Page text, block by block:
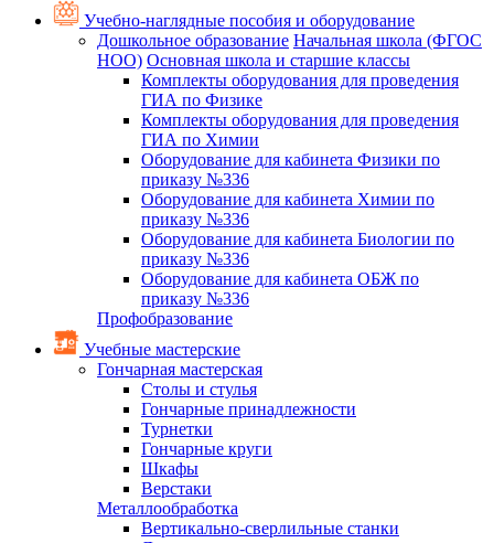
Учебно-наглядные пособия и оборудование
Дошкольное образование Начальная школа (ФГОС
НОО) Основная школа и старшие классы
Комплекты оборудования для проведения
ГИА по Физике
Комплекты оборудования для проведения
ГИА по Химии
Оборудование для кабинета Физики по
приказу №336
Оборудование для кабинета Химии по
приказу №336
Оборудование для кабинета Биологии по
приказу №336
Оборудование для кабинета ОБЖ по
приказу №336
Профобразование
Учебные мастерские
Гончарная мастерская
Столы и стулья
Гончарные принадлежности
Турнетки
Гончарные круги
Шкафы
Верстаки
Металлообработка
Вертикально-сверлильные станки